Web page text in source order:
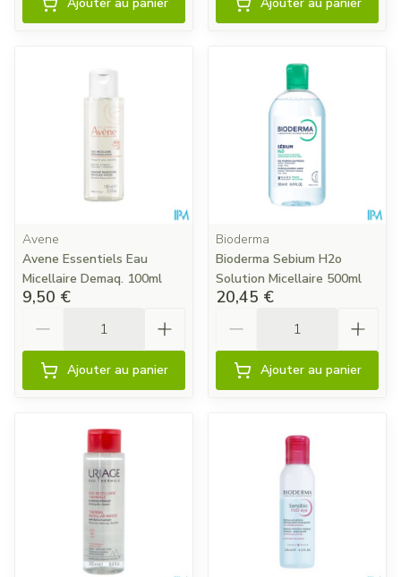
Avene
Avene Essentiels Eau
Micellaire Demaq. 100ml
9,50 €
Ajouter au panier
Bioderma
Bioderma Sebium H2o
Solution Micellaire 500ml
20,45 €
Ajouter au panier